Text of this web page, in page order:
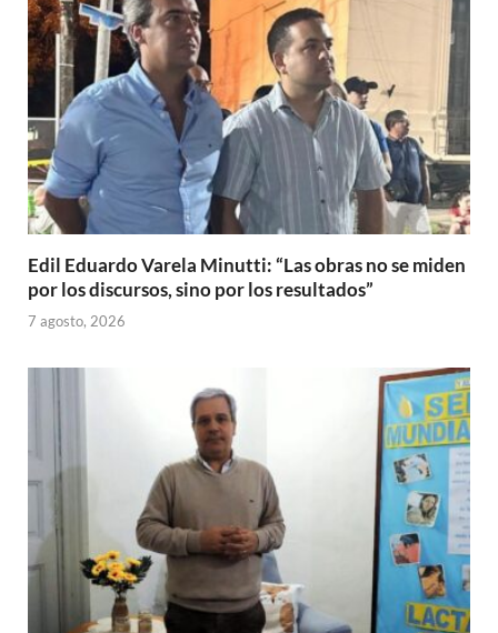
Edil Eduardo Varela Minutti: “Las obras no se miden
por los discursos, sino por los resultados”
7 agosto, 2026